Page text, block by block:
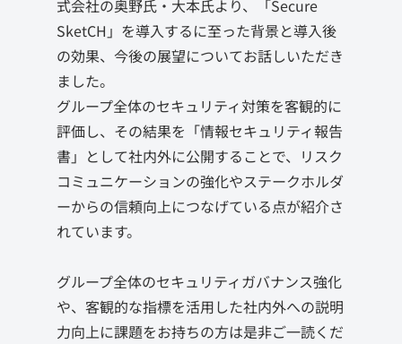
式会社の奥野氏・大本氏より、「Secure
SketCH」を導入するに至った背景と導入後
の効果、今後の展望についてお話しいただき
ました。
グループ全体のセキュリティ対策を客観的に
評価し、その結果を「情報セキュリティ報告
書」として社内外に公開することで、リスク
コミュニケーションの強化やステークホルダ
ーからの信頼向上につなげている点が紹介さ
れています。
グループ全体のセキュリティガバナンス強化
や、客観的な指標を活用した社内外への説明
力向上に課題をお持ちの方は是非ご一読くだ